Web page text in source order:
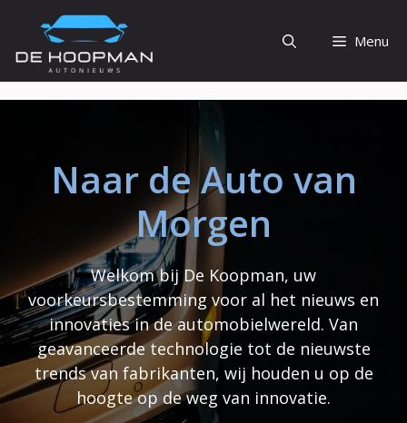
de
inhoud
Menu
Naar de Auto van
Morgen
Welkom bij De Koopman, uw
voorkeursbestemming voor al het nieuws en
innovaties in de automobielwereld. Van
geavanceerde technologie tot de nieuwste
trends van fabrikanten, wij houden u op de
hoogte op de weg van innovatie.